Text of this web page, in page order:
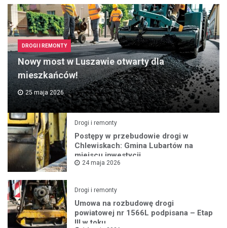
DROGI I REMONTY
Nowy most w Luszawie otwarty dla
mieszkańców!
25 maja 2026
Drogi i remonty
Postępy w przebudowie drogi w
Chlewiskach: Gmina Lubartów na
miejscu inwestycji
24 maja 2026
Drogi i remonty
Umowa na rozbudowę drogi
powiatowej nr 1566L podpisana – Etap
III w toku